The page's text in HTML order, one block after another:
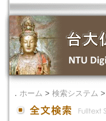
． ホーム > 検索システム >